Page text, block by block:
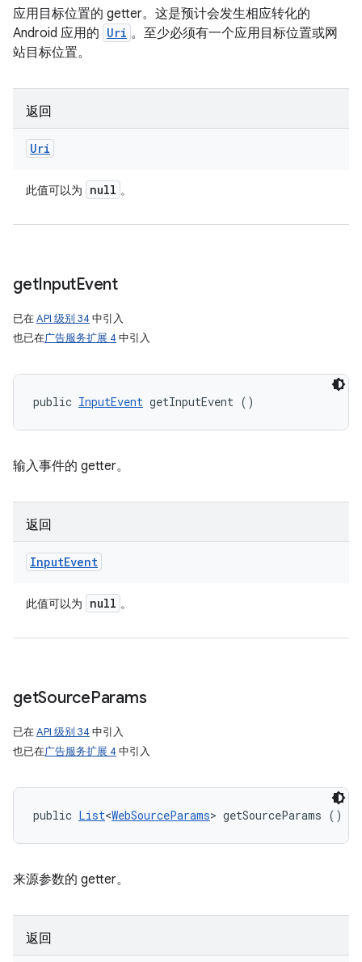
应用目标位置的 getter。这是预计会发生相应转化的
Android 应用的 Uri 。至少必须有一个应用目标位置或网
站目标位置。
返回
Uri
此值可以为 null 。
getInputEvent
已在API 级别 34 中引入
也已在广告服务扩展 4 中引入
public InputEvent getInputEvent ()
输入事件的 getter。
返回
InputEvent
此值可以为 null 。
getSourceParams
已在API 级别 34 中引入
也已在广告服务扩展 4 中引入
public List<WebSourceParams> getSourceParams ()
来源参数的 getter。
返回